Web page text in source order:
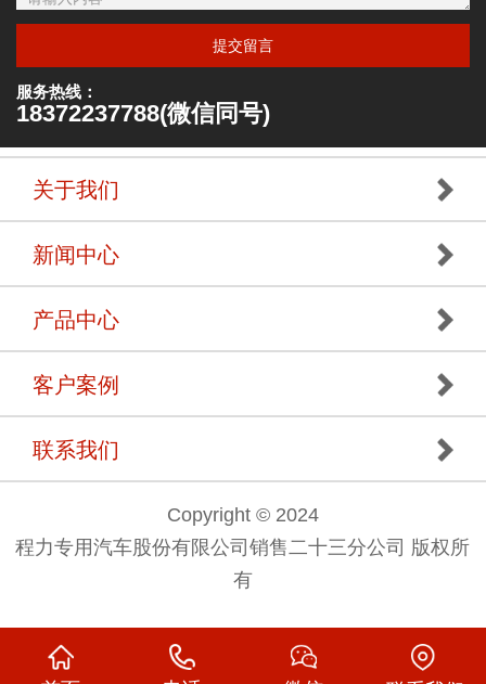
提交留言
服务热线：
18372237788(微信同号)
关于我们
新闻中心
产品中心
客户案例
联系我们
Copyright © 2024
程力专用汽车股份有限公司销售二十三分公司 版权所
有